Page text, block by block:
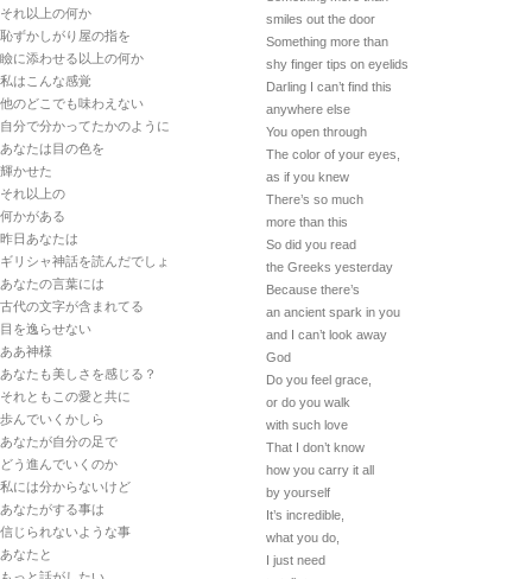
それ以上の何か
恥ずかしがり屋の指を
瞼に添わせる以上の何か
私はこんな感覚
他のどこでも味わえない
自分で分かってたかのように
あなたは目の色を
輝かせた
それ以上の
何かがある
昨日あなたは
ギリシャ神話を読んだでしょ
あなたの言葉には
古代の文字が含まれてる
目を逸らせない
ああ神様
あなたも美しさを感じる？
それともこの愛と共に
歩んでいくかしら
あなたが自分の足で
どう進んでいくのか
私には分からないけど
あなたがする事は
信じられないような事
あなたと
smiles out the door
Something more than
shy finger tips on eyelids
Darling I can’t find this
anywhere else
You open through
The color of your eyes,
as if you knew
There’s so much
more than this
So did you read
the Greeks yesterday
Because there’s
an ancient spark in you
and I can’t look away
God
Do you feel grace,
or do you walk
with such love
That I don’t know
how you carry it all
by yourself
It’s incredible,
what you do,
I just need